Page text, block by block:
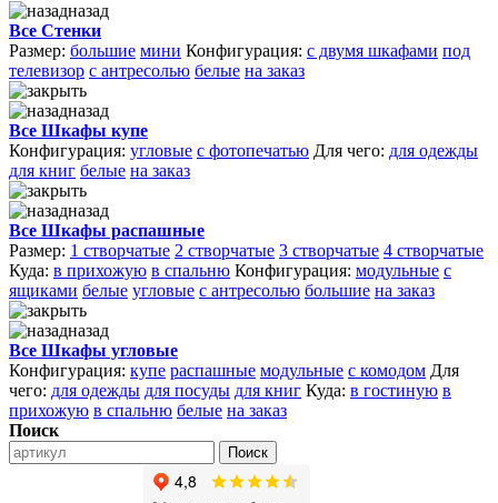
назад
Все Стенки
Размер: большие мини Конфигурация: с двумя шкафами под
телевизор с антресолью белые на заказ
назад
Все Шкафы купе
Конфигурация: угловые с фотопечатью Для чего: для одежды
для книг белые на заказ
назад
Все Шкафы распашные
Размер: 1 створчатые 2 створчатые 3 створчатые 4 створчатые
Куда: в прихожую в спальню Конфигурация: модульные с
ящиками белые угловые с антресолью большие на заказ
назад
Все Шкафы угловые
Конфигурация: купе распашные модульные с комодом Для
чего: для одежды для посуды для книг Куда: в гостиную в
прихожую в спальню белые на заказ
Поиск
Поиск